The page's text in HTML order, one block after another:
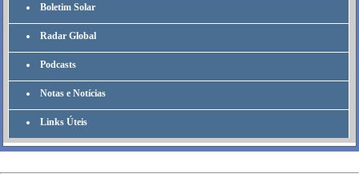
Boletim Solar
Radar Global
Podcasts
Notas e Notícias
Links Úteis